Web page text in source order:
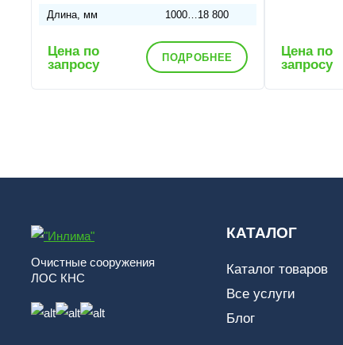
Длина, мм
1000…18 800
Цена по
запросу
ПОДРОБНЕЕ
Цена по
запросу
Очистные сооружения
ЛОС КНС
КАТАЛОГ
Каталог товаров
Все услуги
Блог